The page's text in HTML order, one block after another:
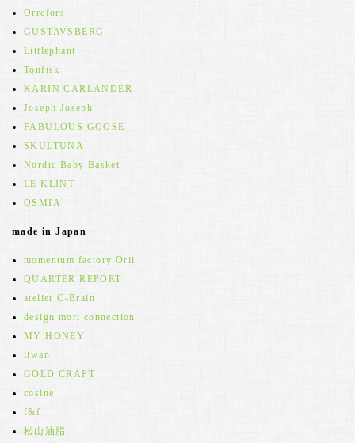
Orrefors
GUSTAVSBERG
Littlephant
Tonfisk
KARIN CARLANDER
Joseph Joseph
FABULOUS GOOSE
SKULTUNA
Nordic Baby Basket
LE KLINT
OSMIA
made in Japan
momentum factory Orii
QUARTER REPORT
atelier C-Brain
design mori connection
MY HONEY
iiwan
GOLD CRAFT
cosine
f&f
松山油脂